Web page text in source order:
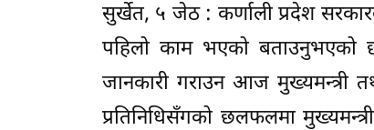
सुर्खेत, ५ जेठ : कर्णाली प्रदेश
पहिलो काम भएको बताउनुभएको
जानकारी गराउन आज मुख्यमन्त्री
प्रतिनिधिसँगको छलफलमा